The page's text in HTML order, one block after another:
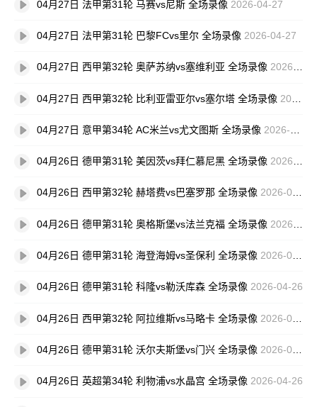
04月27日 法甲第31轮 马赛vs尼斯 全场录像 2026-04-27
04月27日 法甲第31轮 巴黎FCvs里尔 全场录像 2026-04-27
04月27日 西甲第32轮 奥萨苏纳vs塞维利亚 全场录像 2026-04-27
04月27日 西甲第32轮 比利亚雷亚尔vs塞尔塔 全场录像 2026-04-27
04月27日 意甲第34轮 AC米兰vs尤文图斯 全场录像 2026-04-27
04月26日 德甲第31轮 美因茨vs拜仁慕尼黑 全场录像 2026-04-26
04月26日 西甲第32轮 赫塔费vs巴塞罗那 全场录像 2026-04-26
04月26日 德甲第31轮 奥格斯堡vs法兰克福 全场录像 2026-04-26
04月26日 德甲第31轮 海登海姆vs圣保利 全场录像 2026-04-26
04月26日 德甲第31轮 科隆vs勒沃库森 全场录像 2026-04-26
04月26日 西甲第32轮 阿拉维斯vs马略卡 全场录像 2026-04-26
04月26日 德甲第31轮 沃尔夫斯堡vs门兴 全场录像 2026-04-26
04月26日 英超第34轮 利物浦vs水晶宫 全场录像 2026-04-26